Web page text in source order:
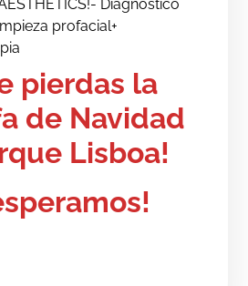
Diagnostico
profacial+
pierdas la
de Navidad
Lisboa!